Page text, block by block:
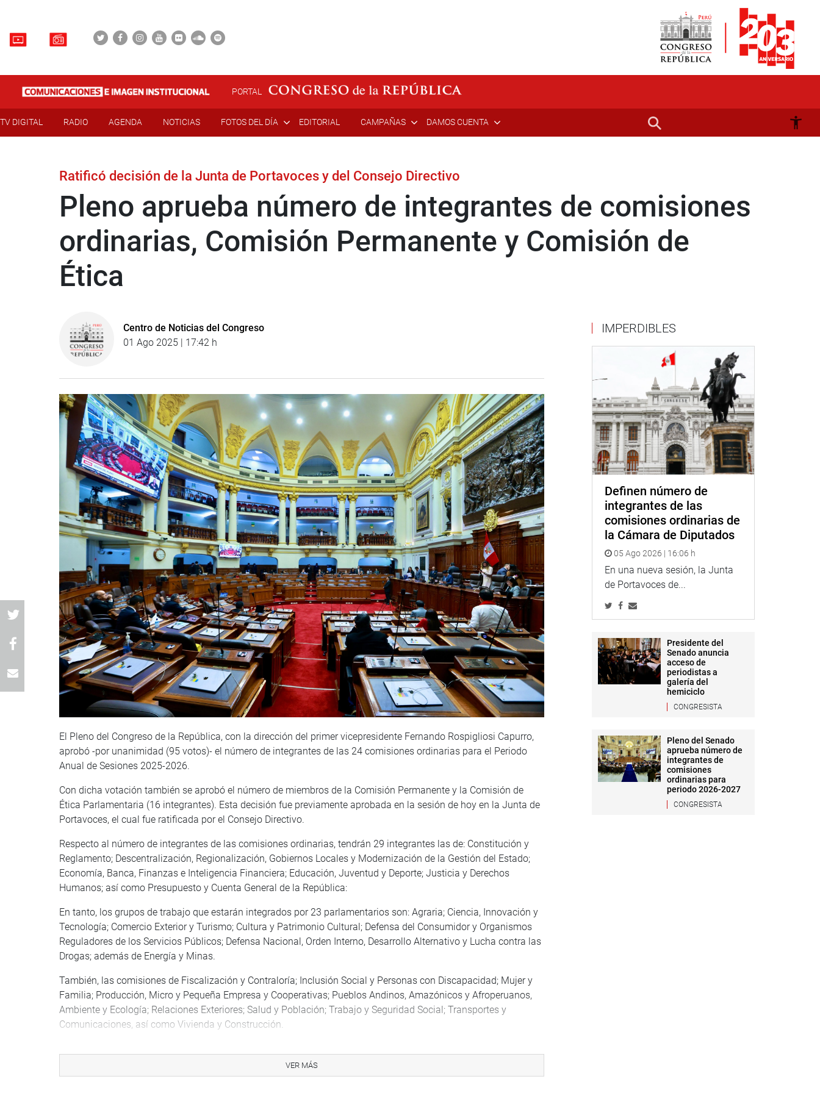
PORTAL
TV DIGITAL RADIO AGENDA NOTICIAS FOTOS DEL DÍA EDITORIAL CAMPAÑAS DAMOS CUENTA
Ratificó decisión de la Junta de Portavoces y del Consejo Directivo
Pleno aprueba número de integrantes de comisiones
ordinarias, Comisión Permanente y Comisión de
Ética
Centro de Noticias del Congreso
01 Ago 2025 | 17:42 h
El Pleno del Congreso de la República, con la dirección del primer vicepresidente Fernando Rospigliosi Capurro,
aprobó -por unanimidad (95 votos)- el número de integrantes de las 24 comisiones ordinarias para el Periodo
Anual de Sesiones 2025-2026.
Con dicha votación también se aprobó el número de miembros de la Comisión Permanente y la Comisión de
Ética Parlamentaria (16 integrantes). Esta decisión fue previamente aprobada en la sesión de hoy en la Junta de
Portavoces, el cual fue ratificada por el Consejo Directivo.
Respecto al número de integrantes de las comisiones ordinarias, tendrán 29 integrantes las de: Constitución y
Reglamento; Descentralización, Regionalización, Gobiernos Locales y Modernización de la Gestión del Estado;
Economía, Banca, Finanzas e Inteligencia Financiera; Educación, Juventud y Deporte; Justicia y Derechos
Humanos; así como Presupuesto y Cuenta General de la República:
En tanto, los grupos de trabajo que estarán integrados por 23 parlamentarios son: Agraria; Ciencia, Innovación y
Tecnología; Comercio Exterior y Turismo; Cultura y Patrimonio Cultural; Defensa del Consumidor y Organismos
Reguladores de los Servicios Públicos; Defensa Nacional, Orden Interno, Desarrollo Alternativo y Lucha contra las
Drogas; además de Energía y Minas.
También, las comisiones de Fiscalización y Contraloría; Inclusión Social y Personas con Discapacidad; Mujer y
Familia; Producción, Micro y Pequeña Empresa y Cooperativas; Pueblos Andinos, Amazónicos y Afroperuanos,
Ambiente y Ecología; Relaciones Exteriores; Salud y Población; Trabajo y Seguridad Social; Transportes y
Comunicaciones, así como Vivienda y Construcción.
VER MÁS
IMPERDIBLES
Definen número de
integrantes de las
comisiones ordinarias de
la Cámara de Diputados
05 Ago 2026 | 16:06 h
En una nueva sesión, la Junta
de Portavoces de...
Presidente del
Senado anuncia
acceso de
periodistas a
galería del
hemiciclo
CONGRESISTA
Pleno del Senado
aprueba número de
integrantes de
comisiones
ordinarias para
periodo 2026-2027
CONGRESISTA